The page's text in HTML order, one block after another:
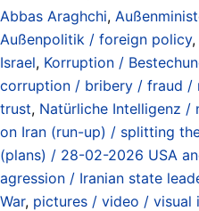
Abbas Araghchi,
Außenpolitik / foreign policy,
Israel, Korruption /
corruption / bribery / fraud /
trust, Natürliche Intelligenz /
on Iran (run-up) / splitting
(plans) / 28-02-2026 USA
agression / Iranian state
War, pictures / video / visual